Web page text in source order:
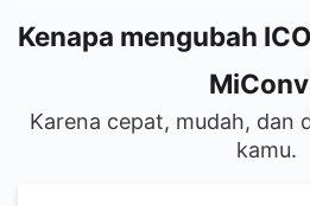
Kenapa mengubah
Karena cepat, mudah, dan
kamu.